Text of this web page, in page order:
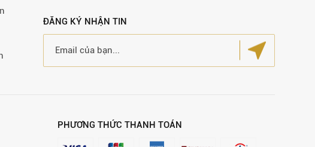
ĐĂNG KÝ NHẬN TIN
PHƯƠNG THỨC THANH TOÁN